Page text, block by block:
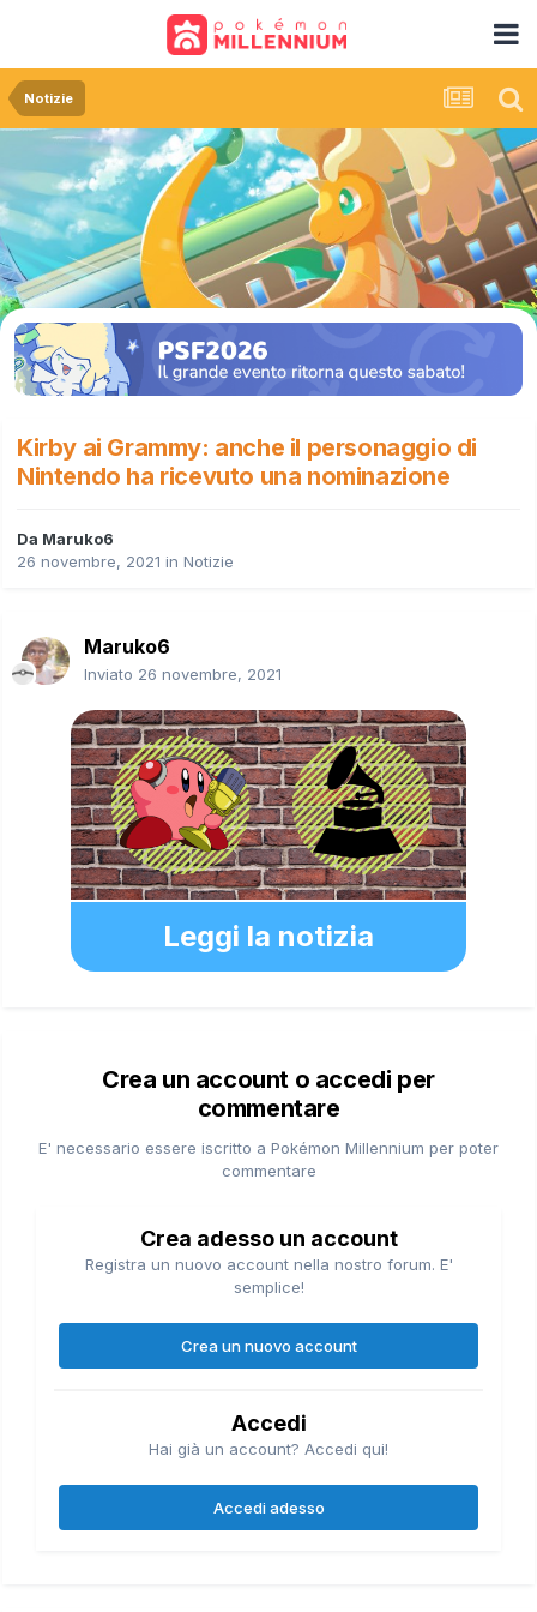
Notizie
Kirby ai Grammy: anche il personaggio di
Nintendo ha ricevuto una nominazione
Da Maruko6
26 novembre, 2021 in Notizie
Maruko6
Inviato 26 novembre, 2021
Leggi la notizia
Crea un account o accedi per
commentare
E' necessario essere iscritto a Pokémon Millennium per poter
commentare
Crea adesso un account
Registra un nuovo account nella nostro forum. E'
semplice!
Crea un nuovo account
Accedi
Hai già un account? Accedi qui!
Accedi adesso